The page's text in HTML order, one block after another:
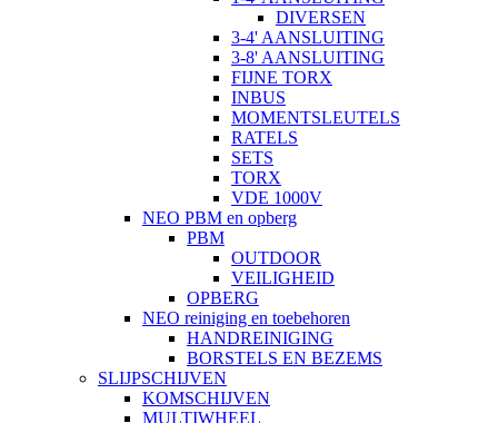
DIVERSEN
3-4' AANSLUITING
3-8' AANSLUITING
FIJNE TORX
INBUS
MOMENTSLEUTELS
RATELS
SETS
TORX
VDE 1000V
NEO PBM en opberg
PBM
OUTDOOR
VEILIGHEID
OPBERG
NEO reiniging en toebehoren
HANDREINIGING
BORSTELS EN BEZEMS
SLIJPSCHIJVEN
KOMSCHIJVEN
MULTIWHEEL